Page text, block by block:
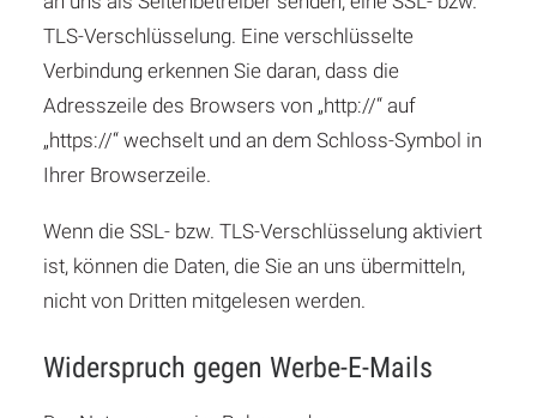
TLS-Verschlüsselung. Eine verschlüsselte
Verbindung erkennen Sie daran, dass die
Adresszeile des Browsers von „http://“ auf
„https://“ wechselt und an dem Schloss-Symbol in
Ihrer Browserzeile.
Wenn die SSL- bzw. TLS-Verschlüsselung aktiviert
ist, können die Daten, die Sie an uns übermitteln,
nicht von Dritten mitgelesen werden.
Widerspruch gegen Werbe-E-Mails